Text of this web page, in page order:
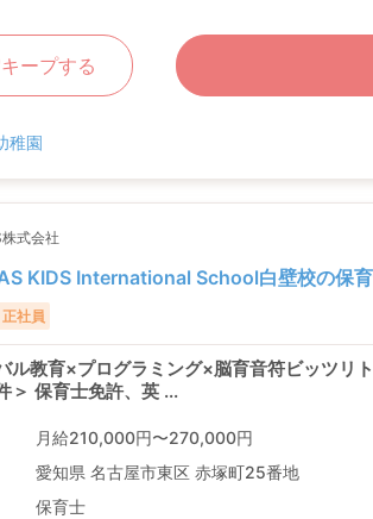
キープする
稚園
式会社
KIDS International School白壁校の保育
正社員
ル教育×プログラミング×脳育音符ビッツリ
＞ 保育士免許、英 ...
月給210,000円〜270,000円
愛知県 名古屋市東区 赤塚町25番地
保育士